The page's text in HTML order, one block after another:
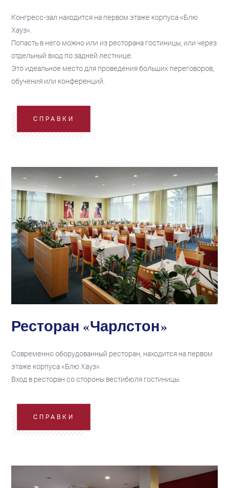
Конгресс-зал находится на первом этаже корпуса «Блю
Хауз».
Попасть в него можно или из ресторана гостиницы, или через
отдельный вход по задней лестнице.
Это идеальное место для проведения больших переговоров,
обучения или конференций.
СПРАВКИ
Ресторан «Чарлстон»
Современно оборудованный ресторан, находится на первом
этаже корпуса «Блю Хауз».
Вход в ресторан со стороны вестибюля гостиницы.
СПРАВКИ